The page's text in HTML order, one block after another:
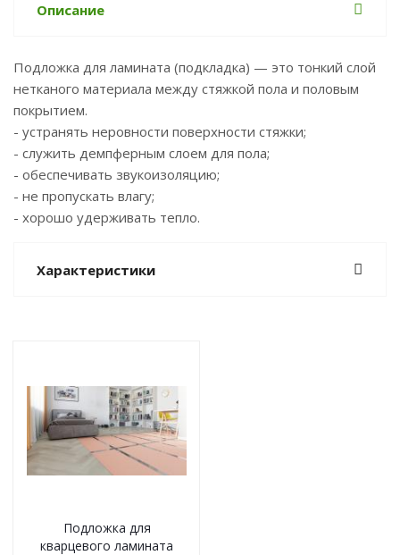
Описание
Подложка для ламината (подкладка) — это тонкий слой
нетканого материала между стяжкой пола и половым
покрытием.
- устранять неровности поверхности стяжки;
- служить демпферным слоем для пола;
- обеспечивать звукоизоляцию;
- не пропускать влагу;
- хорошо удерживать тепло.
Характеристики
Подложка для
кварцевого ламината